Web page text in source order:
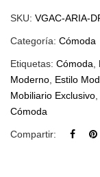
SKU: VGAC-ARIA-
Categoría: Cómoda
Etiquetas: Cómoda
Moderno Estilo
Mobiliario Exclusivo
Cómoda
Compartir: